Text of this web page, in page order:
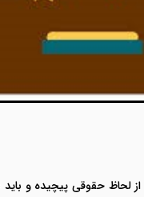
حقوقی پیچیده و باید